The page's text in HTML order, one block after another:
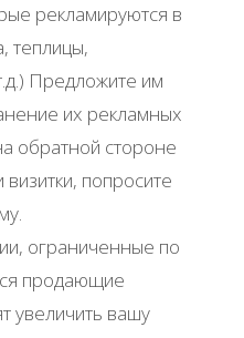
рекламируются в
теплицы,
Предложите им
их рекламных
обратной стороне
попросите
ограниченные по
продающие
увеличить вашу